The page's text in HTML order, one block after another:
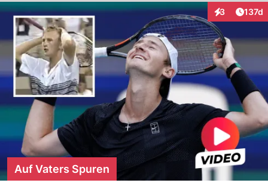
3
Interaktionen
137d
Auf Vaters Spuren